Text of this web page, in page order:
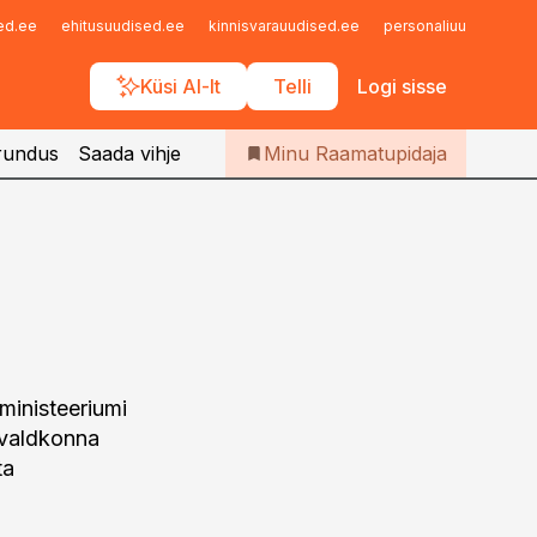
ehitusuudised.ee kinnisvarauudised.ee personaliuudised.ee
Küsi AI-lt Telli Logi sisse
Iseteenindus
Telli Raamatupidaja
Saada vihje Minu Raamatupidaja